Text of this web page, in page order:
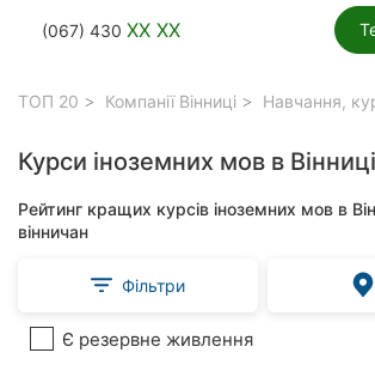
(067) 430 XX XX
ТОП 20 Компанії Вінниці Навчання,
Курси іноземних мов в Вінниці
Рейтинг кращих курсів іноземних мов в
вінничан
Фільтри
Є резервне живлення